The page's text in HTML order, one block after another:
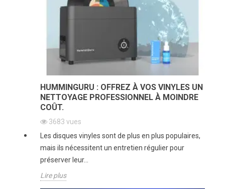
HUMMINGURU : OFFREZ À VOS VINYLES UN
NETTOYAGE PROFESSIONNEL À MOINDRE
COÛT.
3683 vues
Les disques vinyles sont de plus en plus populaires,
mais ils nécessitent un entretien régulier pour
préserver leur...
Lire plus